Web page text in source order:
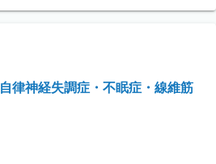
律神経失調症・不眠症・線維筋